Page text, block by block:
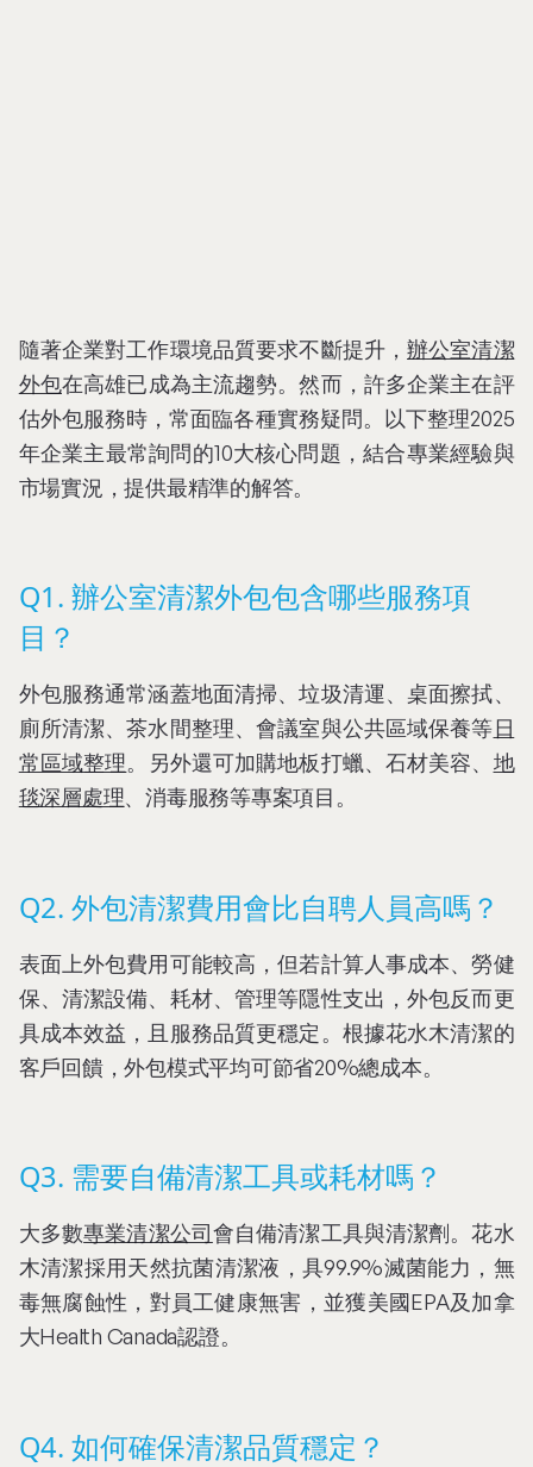
隨著企業對工作環境品質要求不斷提升，辦公室清潔
外包在高雄已成為主流趨勢。然而，許多企業主在評
估外包服務時，常面臨各種實務疑問。以下整理2025
年企業主最常詢問的10大核心問題，結合專業經驗與
市場實況，提供最精準的解答。
Q1. 辦公室清潔外包包含哪些服務項
目？
外包服務通常涵蓋地面清掃、垃圾清運、桌面擦拭、
廁所清潔、茶水間整理、會議室與公共區域保養等日
常區域整理。另外還可加購地板打蠟、石材美容、 地
毯深層處理、消毒服務等專案項目。
Q2. 外包清潔費用會比自聘人員高嗎？
表面上外包費用可能較高，但若計算人事成本、勞健
保、清潔設備、耗材、管理等隱性支出，外包反而更
具成本效益，且服務品質更穩定。根據花水木清潔的
客戶回饋，外包模式平均可節省20%總成本。
Q3. 需要自備清潔工具或耗材嗎？
大多數專業清潔公司會自備清潔工具與清潔劑。花水
木清潔採用天然抗菌清潔液，具99.9%滅菌能力，無
毒無腐蝕性，對員工健康無害，並獲美國EPA及加拿
大Health Canada認證。
Q4. 如何確保清潔品質穩定？